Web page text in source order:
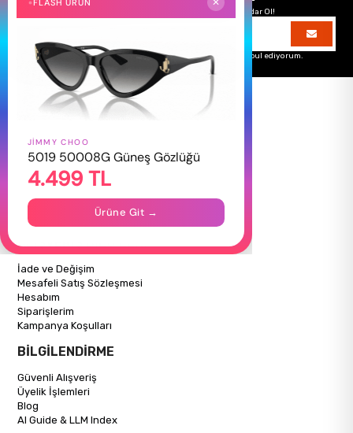
Hemen Kayıt Ol Fırsatlardan Önce Sen Haberdar Ol!
Üyelik koşullarınıvekişisel verilerimin korunmasını kabul ediyorum.
HAKKIMIZDA
Hakkımızda
Gizlilik Politikası
İletişim
Mağazalarımız
ALIŞVERİŞ BİLGİLERİ
İade ve Değişim
Mesafeli Satış Sözleşmesi
Hesabım
Siparişlerim
Kampanya Koşulları
BİLGİLENDİRME
Güvenli Alışveriş
Üyelik İşlemleri
Blog
AI Guide & LLM Index
FLASH ÜRÜN ✕
JIMMY CHOO
5019 50008G Güneş Gözlüğü
4.499 TL
Ürüne Git →